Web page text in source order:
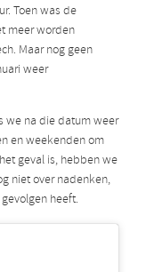
Toen was de
meer worden
Maar nog geen
weer
we na die datum weer
en weekenden om
geval is, hebben we
niet over nadenken,
heeft.